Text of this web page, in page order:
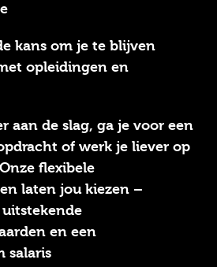
kans om je te blijven
opleidingen en
aan de slag, ga je voor een
of werk je liever op
flexibele
laten jou kiezen –
en een
salaris